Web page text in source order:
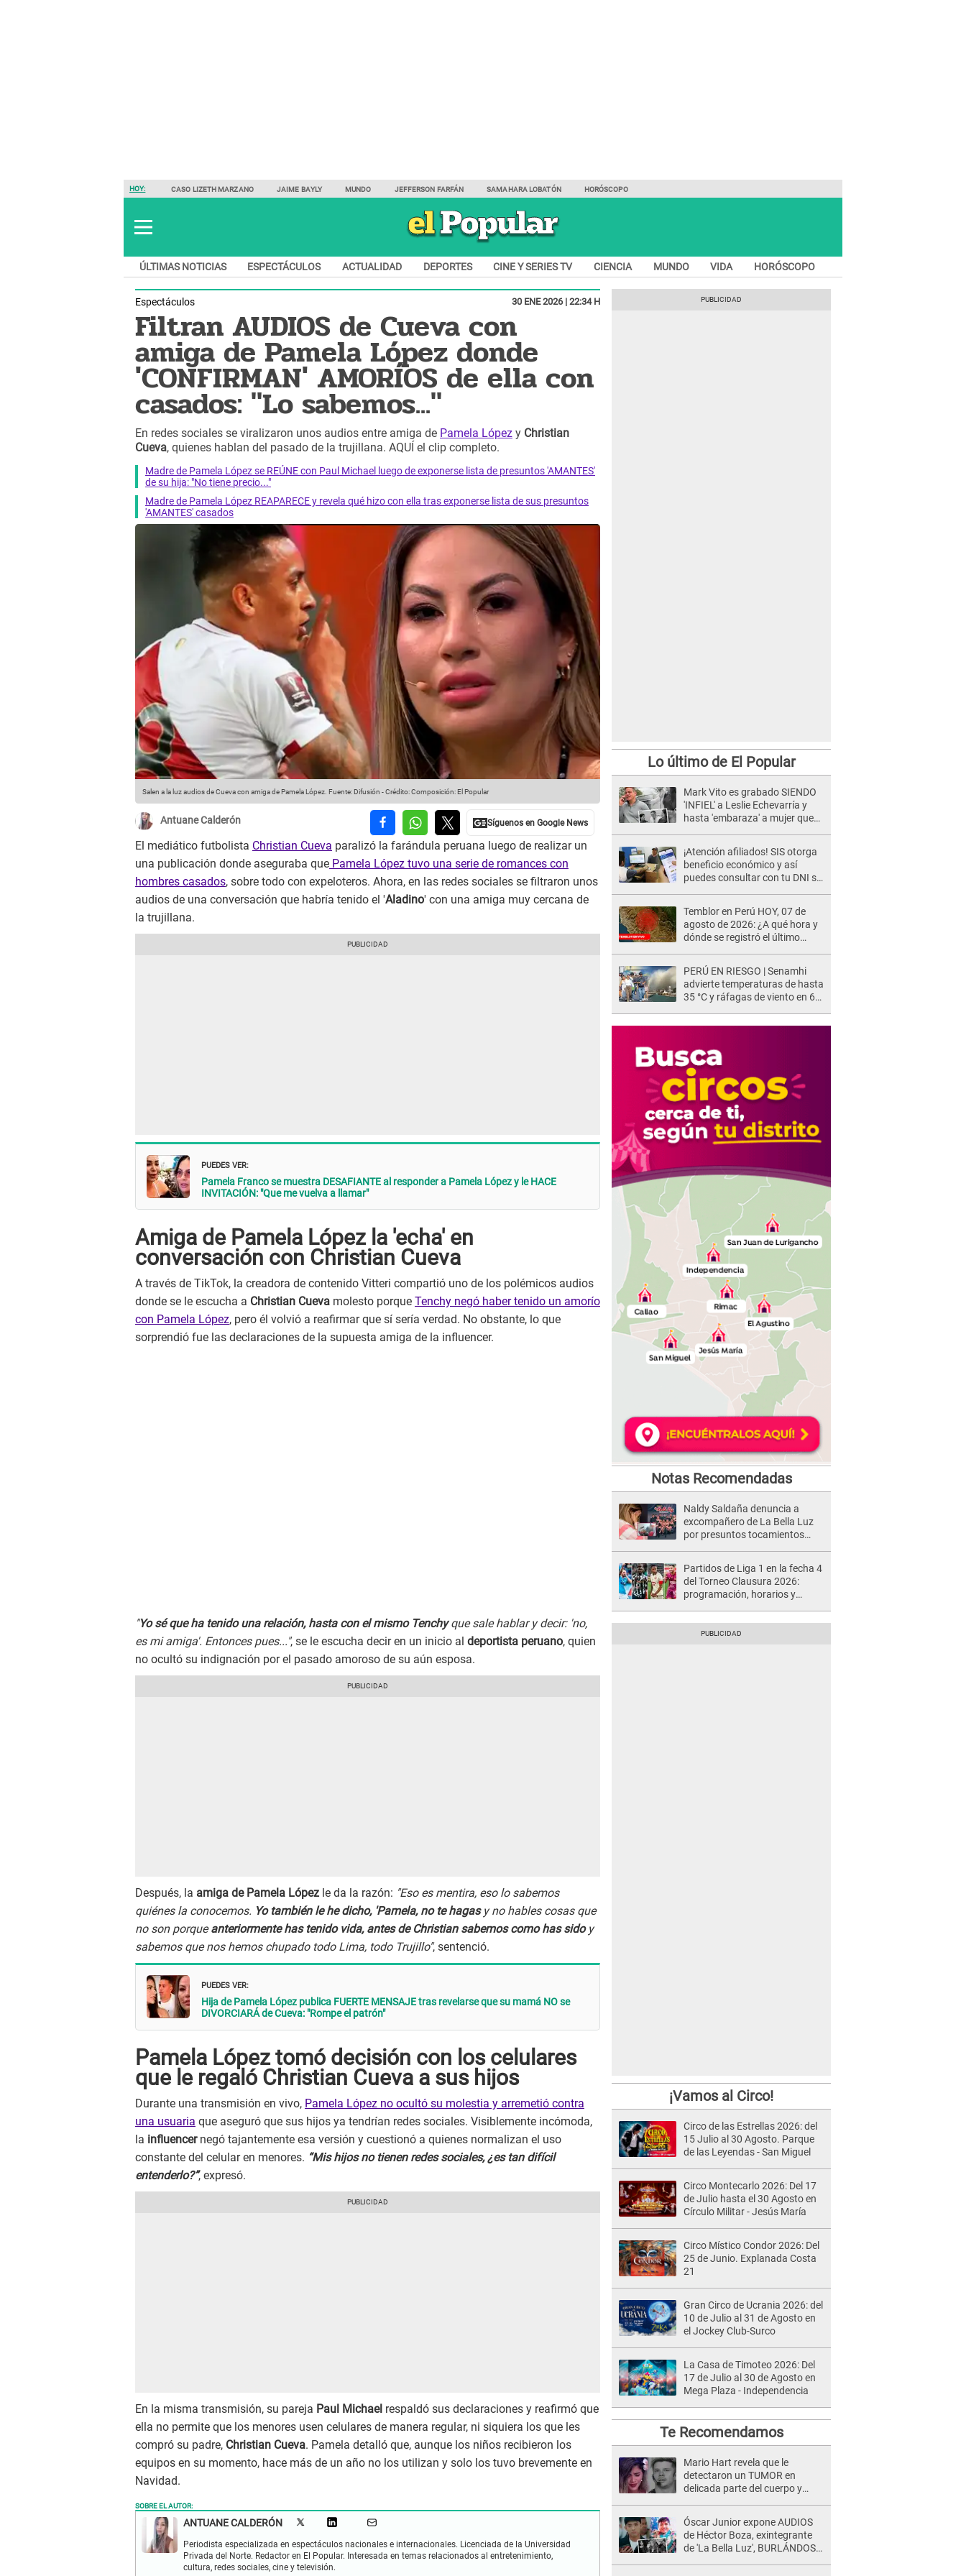
HOY: CASO LIZETH MARZANO JAIME BAYLY MUNDO JEFFERSON FARFÁN SAMAHARA LOBATÓN HORÓSCOPO
ÚLTIMAS NOTICIAS ESPECTÁCULOS ACTUALIDAD DEPORTES CINE Y SERIES TV CIENCIA MUNDO VIDA HORÓSCOPO
Espectáculos 30 ENE 2026 | 22:34 H
Filtran AUDIOS de Cueva con
amiga de Pamela López donde
'CONFIRMAN' AMORÍOS de ella con
casados: "Lo sabemos..."
En redes sociales se viralizaron unos audios entre amiga de Pamela López y Christian
Cueva, quienes hablan del pasado de la trujillana. AQUÍ el clip completo.
Madre de Pamela López se REÚNE con Paul Michael luego de exponerse lista de presuntos 'AMANTES'
de su hija: "No tiene precio..."
Madre de Pamela López REAPARECE y revela qué hizo con ella tras exponerse lista de sus presuntos
'AMANTES' casados
Salen a la luz audios de Cueva con amiga de Pamela López. Fuente: Difusión -Crédito: Composición: El Popular
Antuane Calderón
El mediático futbolista Christian Cueva paralizó la farándula peruana luego de realizar un
una publicación donde aseguraba que Pamela López tuvo una serie de romances con
hombres casados, sobre todo con expeloteros. Ahora, en las redes sociales se filtraron unos
audios de una conversación que habría tenido el 'Aladino' con una amiga muy cercana de
la trujillana.
PUEDES VER:
Pamela Franco se muestra DESAFIANTE al responder a Pamela López y le HACE
INVITACIÓN: "Que me vuelva a llamar"
Amiga de Pamela López la 'echa' en
conversación con Christian Cueva
A través de TikTok, la creadora de contenido Vitteri compartió uno de los polémicos audios
donde se le escucha a Christian Cueva molesto porque Tenchy negó haber tenido un amorío
con Pamela López, pero él volvió a reafirmar que sí sería verdad. No obstante, lo que
sorprendió fue las declaraciones de la supuesta amiga de la influencer.
"Yo sé que ha tenido una relación, hasta con el mismo Tenchyque sale hablar y decir: 'no,
es mi amiga'. Entonces pues...", se le escucha decir en un inicio al deportista peruano, quien
no ocultó su indignación por el pasado amoroso de su aún esposa.
Después, la amiga de Pamela López le da la razón: "Eso es mentira, eso lo sabemos
quiénes la conocemos. Yo también le he dicho, 'Pamela, no te hagasy no hables cosas que
no son porqueanteriormente has tenido vida, antes de Christian sabemos como has sidoy
sabemos que nos hemos chupado todo Lima, todo Trujillo", sentenció.
PUEDES VER:
Hija de Pamela López publica FUERTE MENSAJE tras revelarse que su mamá NO se
DIVORCIARÁ de Cueva: "Rompe el patrón"
Pamela López tomó decisión con los celulares
que le regaló Christian Cueva a sus hijos
Durante una transmisión en vivo, Pamela López no ocultó su molestia y arremetió contra
una usuaria que aseguró que sus hijos ya tendrían redes sociales. Visiblemente incómoda,
la influencer negó tajantemente esa versión y cuestionó a quienes normalizan el uso
constante del celular en menores. “Mis hijos no tienen redes sociales, ¿es tan difícil
entenderlo?”, expresó.
En la misma transmisión, su pareja Paul Michael respaldó sus declaraciones y reafirmó que
ella no permite que los menores usen celulares de manera regular, ni siquiera los que les
compró su padre, Christian Cueva. Pamela detalló que, aunque los niños recibieron los
equipos en su momento, hace más de un año no los utilizan y solo los tuvo brevemente en
Navidad.
SOBRE EL AUTOR:
ANTUANE CALDERÓN
Periodista especializada en espectáculos nacionales e internacionales. Licenciada de la Universidad
Privada del Norte. Redactor en El Popular. Interesada en temas relacionados al entretenimiento,
cultura, redes sociales, cine y televisión.
Lo último de El Popular
Mark Vito es grabado SIENDO
'INFIEL' a Leslie Echevarría y
hasta 'embaraza' a mujer que
¡Atención afiliados! SIS otorga
beneficio económico y así
puedes consultar con tu DNI si
Temblor en Perú HOY, 07 de
agosto de 2026: ¿A qué hora y
dónde se registró el último
PERÚ EN RIESGO | Senamhi
advierte temperaturas de hasta
35 °C y ráfagas de viento en 6
Notas Recomendadas
Naldy Saldaña denuncia a
excompañero de La Bella Luz
por presuntos tocamientos
Partidos de Liga 1 en la fecha 4
del Torneo Clausura 2026:
programación, horarios y
¡Vamos al Circo!
Circo de las Estrellas 2026: del
15 Julio al 30 Agosto. Parque
de las Leyendas - San Miguel
Circo Montecarlo 2026: Del 17
de Julio hasta el 30 Agosto en
Círculo Militar - Jesús María
Circo Místico Condor 2026: Del
25 de Junio. Explanada Costa
21
Gran Circo de Ucrania 2026: del
10 de Julio al 31 de Agosto en
el Jockey Club-Surco
La Casa de Timoteo 2026: Del
17 de Julio al 30 de Agosto en
Mega Plaza - Independencia
Te Recomendamos
Mario Hart revela que le
detectaron un TUMOR en
delicada parte del cuerpo y
muy fuertes..."
Óscar Junior expone AUDIOS
de Héctor Boza, exintegrante
de 'La Bella Luz', BURLÁNDOSE